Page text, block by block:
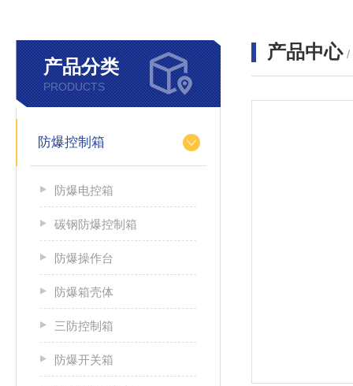
产品分类
PRODUCTS
防爆控制箱
防爆电控箱
碳钢防爆控制箱
防爆操作台
防爆箱壳体
三防控制箱
防爆开关箱
产品中心 /